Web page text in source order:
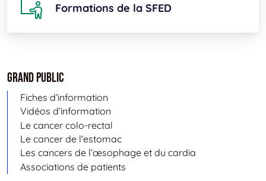
Formations de la SFED
Grand public
Fiches d’information
Vidéos d’information
Le cancer colo-rectal
Le cancer de l’estomac
Les cancers de l’œsophage et du cardia
Associations de patients